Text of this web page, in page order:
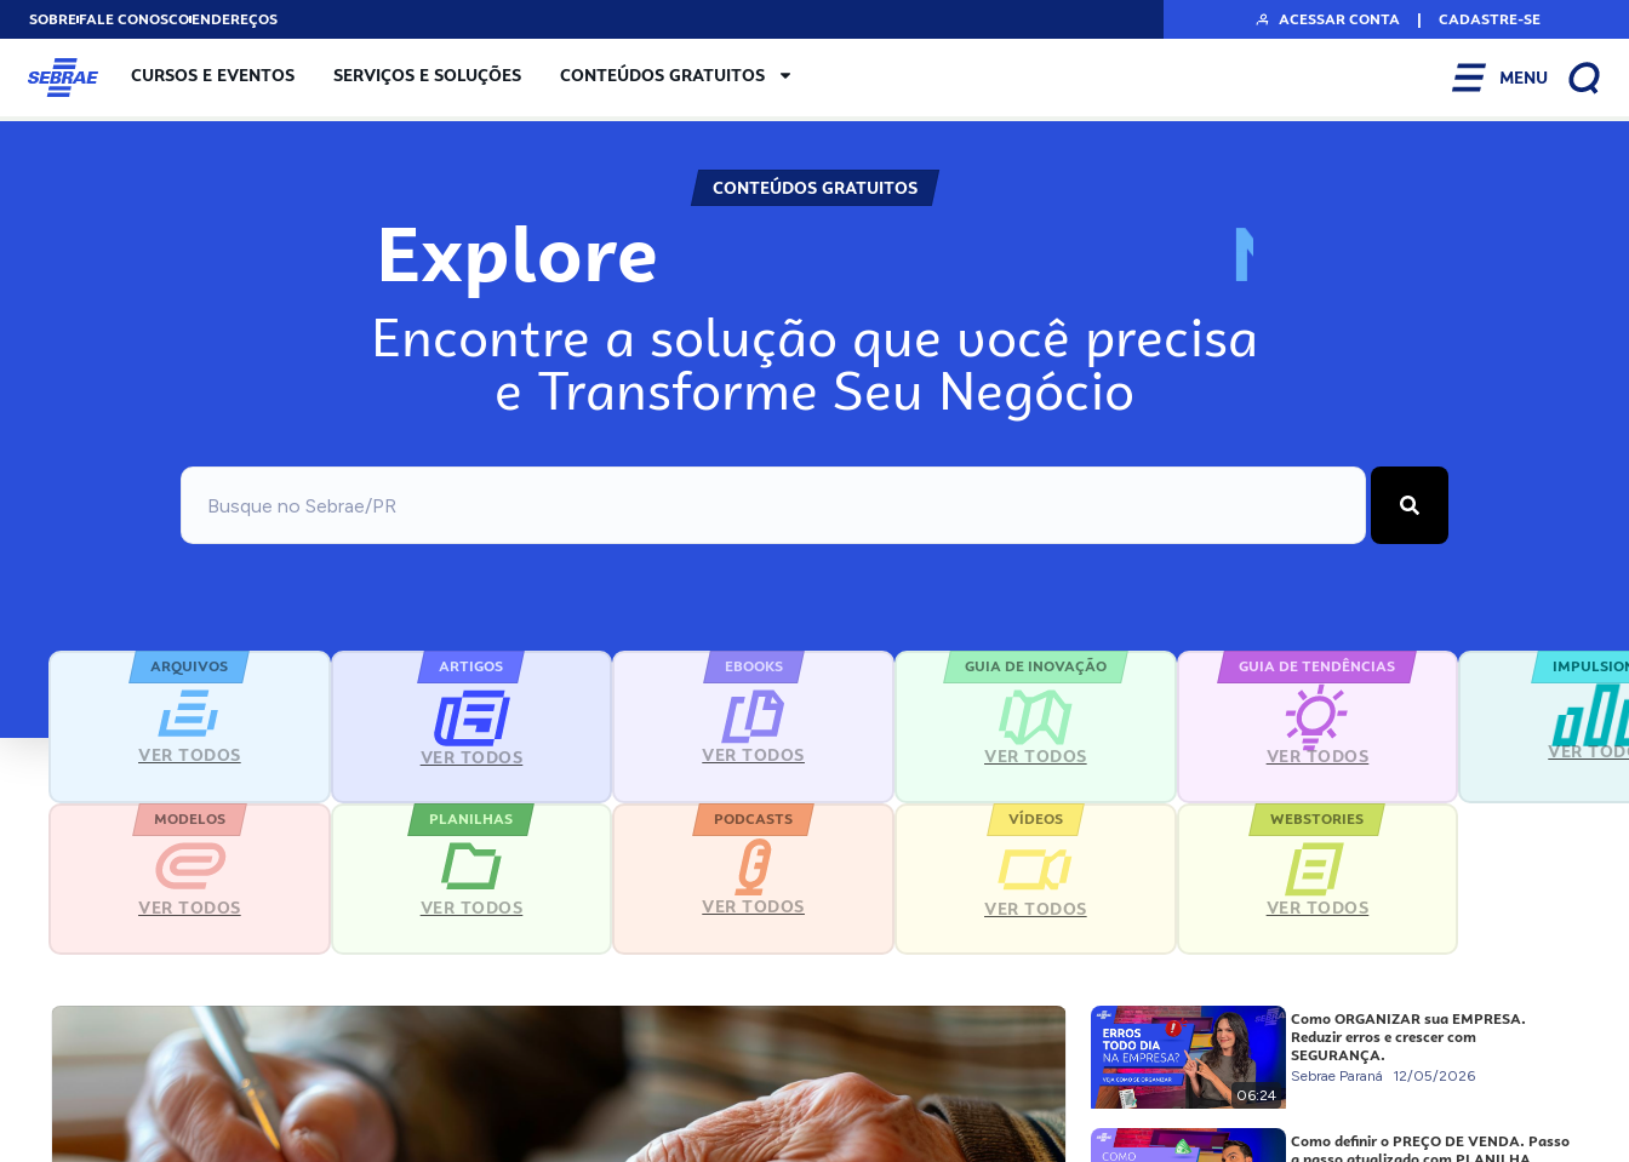
SOBREFALE CONOSCOENDEREÇOS ACESSAR CONTA | CADASTRE-SE
CURSOS E EVENTOS SERVIÇOS E SOLUÇÕES CONTEÚDOS GRATUITOS MENU
CONTEÚDOS GRATUITOS
Explore N
Encontre a solução que você precisa
e Transforme Seu Negócio
ARQUIVOS
VER TODOS
ARTIGOS
VER TODOS
EBOOKS
VER TODOS
GUIA DE INOVAÇÃO
VER TODOS
GUIA DE TENDÊNCIAS
VER TODOS VER
MODELOS
VER TODOS
PLANILHAS
VER TODOS
PODCASTS
VER TODOS
VÍDEOS
VER TODOS
WEBSTORIES
VER TODOS
06:24
Como ORGANIZAR sua EMPRESA.
Reduzir erros e crescer com
SEGURANÇA.
Sebrae Paraná 12/05/2026
Como definir o PREÇO DE VENDA. Passo